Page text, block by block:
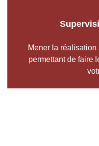
Mener la réalisation
permettant de faire